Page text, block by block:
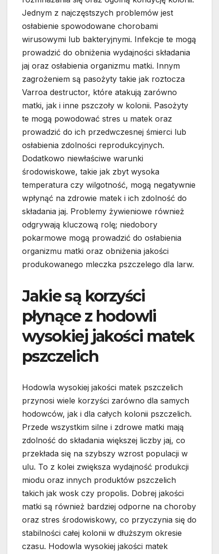
Jednym z najczęstszych problemów jest
osłabienie spowodowane chorobami
wirusowymi lub bakteryjnymi. Infekcje te mogą
prowadzić do obniżenia wydajności składania
jaj oraz osłabienia organizmu matki. Innym
zagrożeniem są pasożyty takie jak roztocza
Varroa destructor, które atakują zarówno
matki, jak i inne pszczoły w kolonii. Pasożyty
te mogą powodować stres u matek oraz
prowadzić do ich przedwczesnej śmierci lub
osłabienia zdolności reprodukcyjnych.
Dodatkowo niewłaściwe warunki
środowiskowe, takie jak zbyt wysoka
temperatura czy wilgotność, mogą negatywnie
wpłynąć na zdrowie matek i ich zdolność do
składania jaj. Problemy żywieniowe również
odgrywają kluczową rolę; niedobory
pokarmowe mogą prowadzić do osłabienia
organizmu matki oraz obniżenia jakości
produkowanego mleczka pszczelego dla larw.
Jakie są korzyści
płynące z hodowli
wysokiej jakości matek
pszczelich
Hodowla wysokiej jakości matek pszczelich
przynosi wiele korzyści zarówno dla samych
hodowców, jak i dla całych kolonii pszczelich.
Przede wszystkim silne i zdrowe matki mają
zdolność do składania większej liczby jaj, co
przekłada się na szybszy wzrost populacji w
ulu. To z kolei zwiększa wydajność produkcji
miodu oraz innych produktów pszczelich
takich jak wosk czy propolis. Dobrej jakości
matki są również bardziej odporne na choroby
oraz stres środowiskowy, co przyczynia się do
stabilności całej kolonii w dłuższym okresie
czasu. Hodowla wysokiej jakości matek